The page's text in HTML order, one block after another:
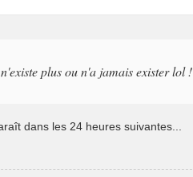
plus ou n'a jamais exister lol !
dans les 24 heures suivantes...